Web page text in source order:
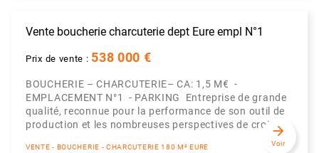
Vente boucherie charcuterie dept Eure empl N°1
Prix de vente : 538 000 €
BOUCHERIE – CHARCUTERIE– CA: 1,5 M€ -
EMPLACEMENT N°1 - PARKING Entreprise de grande
qualité, reconnue pour la performance de son outil de
production et les nombreuses perspectives de croiss...
VENTE - BOUCHERIE - CHARCUTERIE 180 M² EURE
arrow_forward
Voir